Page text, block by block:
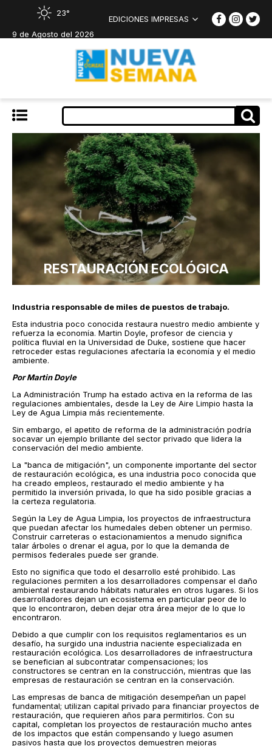
23°
9 de Agosto del 2026
EDICIONES IMPRESAS
RESTAURACIÓN ECOLÓGICA
Industria responsable de miles de puestos de trabajo.
Esta industria poco conocida restaura nuestro medio ambiente y
refuerza la economía. Martin Doyle, profesor de ciencia y
política fluvial en la Universidad de Duke, sostiene que hacer
retroceder estas regulaciones afectaría la economía y el medio
ambiente.
Por Martin Doyle
La Administración Trump ha estado activa en la reforma de las
regulaciones ambientales, desde la Ley de Aire Limpio hasta la
Ley de Agua Limpia más recientemente.
Sin embargo, el apetito de reforma de la administración podría
socavar un ejemplo brillante del sector privado que lidera la
conservación del medio ambiente.
La "banca de mitigación", un componente importante del sector
de restauración ecológica, es una industria poco conocida que
ha creado empleos, restaurado el medio ambiente y ha
permitido la inversión privada, lo que ha sido posible gracias a
la certeza regulatoria.
Según la Ley de Agua Limpia, los proyectos de infraestructura
que puedan afectar los humedales deben obtener un permiso.
Construir carreteras o estacionamientos a menudo significa
talar árboles o drenar el agua, por lo que la demanda de
permisos federales puede ser grande.
Esto no significa que todo el desarrollo esté prohibido. Las
regulaciones permiten a los desarrolladores compensar el daño
ambiental restaurando hábitats naturales en otros lugares. Si los
desarrolladores dejan un ecosistema en particular peor de lo
que lo encontraron, deben dejar otra área mejor de lo que lo
encontraron.
Debido a que cumplir con los requisitos reglamentarios es un
desafío, ha surgido una industria naciente especializada en
restauración ecológica. Los desarrolladores de infraestructura
se benefician al subcontratar compensaciones; los
constructores se centran en la construcción, mientras que las
empresas de restauración se centran en la conservación.
Las empresas de banca de mitigación desempeñan un papel
fundamental; utilizan capital privado para financiar proyectos de
restauración, que requieren años para permitirlos. Con su
capital, completan los proyectos de restauración mucho antes
de los impactos que están compensando y luego asumen
pasivos hasta que los proyectos demuestren mejoras